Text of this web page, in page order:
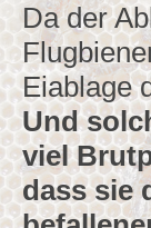
Da der
Eiablage
Und
viel
dass sie